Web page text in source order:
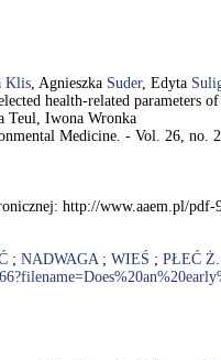
Klis, Agnieszka Suder, Edyta
health-related parameters
Teul, Iwona Wronka
Medicine. - Vol. 26, no.
http://www.aaem.pl/
; NADWAGA; WIEŚ ; PŁEĆ Ż.